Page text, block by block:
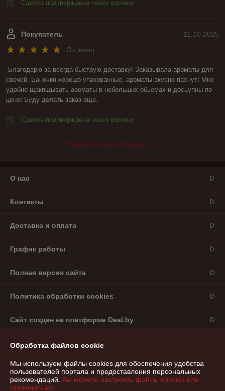
Сделка подтверждена через корзину
11.10.2025
Покупатель
Отлично
Благодарю за всегда быструю доставку! Заказывала ароматы для
свечей. Баночки хорошо упакованные, ароматы вкусно пахнут! Мне
удобно щакпщывать ароматы в небольших обьемах и досьупны по
цене! Буду делать заказ еще.
Сделка подтверждена через корзину
Показать все отзывы
О нас
Контакты
Доставка и оплата
График работы
Полная версия сайта
Политика обработки cookies
Сайт создан на платформе Deal.by
Информация для покупателя
Юридическое лицо:Частное торгово-производственное унитарное
предприятие «Дарисвет»
224022, Республика Беларусь, Брестская область, г.Брест,
ул.Карьерная, 12А, пом. 5, каб.1В
Обработка файлов cookie
Мы используем файлы cookies для обеспечения удобства
пользователей портала и предоставления персональных
рекомендаций. Вы можете настроить файлы cookies или
отключить их.